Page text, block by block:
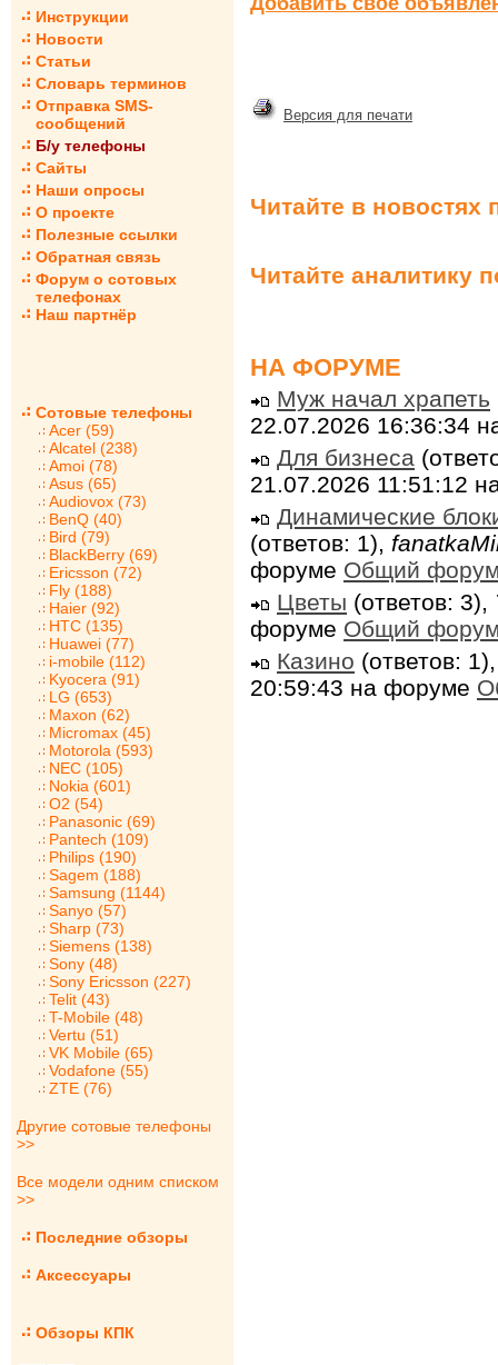
Инструкции
Новости
Статьи
Словарь терминов
Отправка SMS-
сообщений
Б/у телефоны
Сайты
Наши опросы
О проекте
Полезные ссылки
Обратная связь
Форум о сотовых
телефонах
Наш партнёр
Сотовые телефоны
Acer (59)
Alcatel (238)
Amoi (78)
Asus (65)
Audiovox (73)
BenQ (40)
Bird (79)
BlackBerry (69)
Ericsson (72)
Fly (188)
Haier (92)
HTC (135)
Huawei (77)
i-mobile (112)
Kyocera (91)
LG (653)
Maxon (62)
Micromax (45)
Motorola (593)
NEC (105)
Nokia (601)
O2 (54)
Panasonic (69)
Pantech (109)
Philips (190)
Sagem (188)
Samsung (1144)
Sanyo (57)
Sharp (73)
Siemens (138)
Sony (48)
Sony Ericsson (227)
Telit (43)
T-Mobile (48)
Vertu (51)
VK Mobile (65)
Vodafone (55)
ZTE (76)
Другие сотовые телефоны
>>
Все модели одним списком
>>
Последние обзоры
Аксессуары
Обзоры КПК
Версия для печати
Читайте в новостях
Читайте аналитику
НА ФОРУМЕ
Муж начал храпеть
22.07.2026 16:36:34
Для бизнеса
21.07.2026 11:51:12
Динамические
(ответов: 1),
форуме Общий
Цветы (ответов: 3),
форуме Общий
Казино (ответов:
20:59:43 на форуме